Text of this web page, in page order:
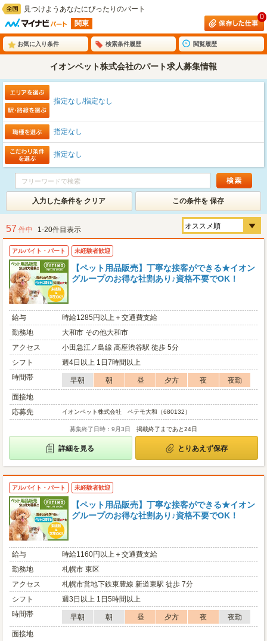
見つけようあなたにぴったりのパート
関東
0
お気に入り条件 検索条件履歴 閲覧履歴
イオンペット株式会社のパート求人募集情報
指定なし/指定なし
指定なし
指定なし
入力した条件を クリア この条件を 保存
57 件中 1-20件目表示
アルバイト・パート 未経験者歓迎
【ペット用品販売】丁寧な接客ができる★イオン
グループのお得な社割あり♪資格不要でOK！
給与
時給1285円以上＋交通費支給
勤務地
大和市 その他大和市
アクセス
小田急江ノ島線 高座渋谷駅 徒歩 5分
シフト
週4日以上 1日7時間以上
時間帯
早朝 朝 昼 夕方 夜
夜勤
面接地
応募先
イオンペット株式会社 ペテモ大和（680132）
募集終了日時：9月3日 掲載終了まであと24日
詳細を見る とりあえず保存
アルバイト・パート 未経験者歓迎
【ペット用品販売】丁寧な接客ができる★イオン
グループのお得な社割あり♪資格不要でOK！
給与
時給1160円以上＋交通費支給
勤務地
札幌市 東区
アクセス
札幌市営地下鉄東豊線 新道東駅 徒歩 7分
シフト
週3日以上 1日5時間以上
時間帯
早朝 朝 昼 夕方 夜
夜勤
面接地